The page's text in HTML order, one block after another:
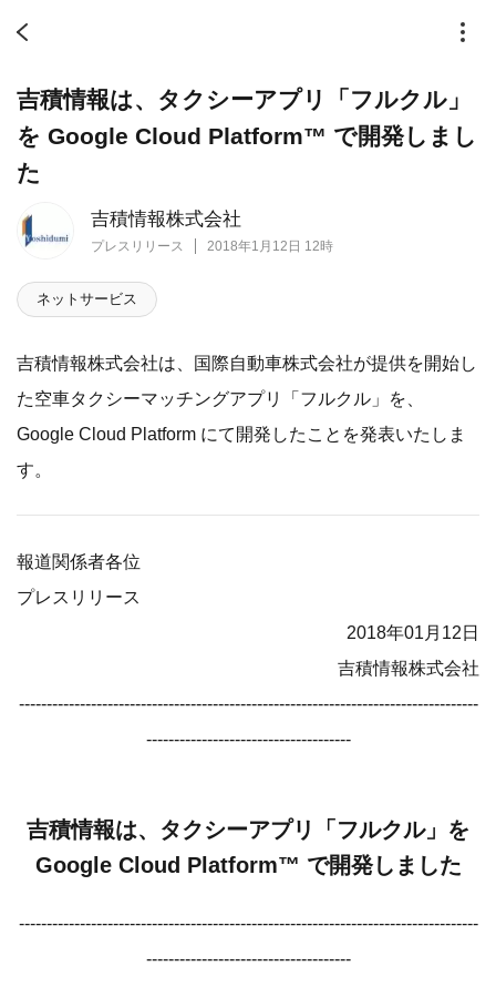
吉積情報株式会社
プレスリリース 2018年1月12日 12時
吉積情報は、タクシーアプリ「フルクル」
を Google Cloud Platform™ で開発しまし
た
ネットサービス
吉積情報株式会社は、国際自動車株式会社が提供を開始し
た空車タクシーマッチングアプリ「フルクル」を、
Google Cloud Platform にて開発したことを発表いたしま
す。
報道関係者各位
プレスリリース
2018年01月12日
吉積情報株式会社
-----------------------------------------------------------------------------------
-------------------------------------
吉積情報は、タクシーアプリ「フルクル」を
Google Cloud Platform™ で開発しました
-----------------------------------------------------------------------------------
-------------------------------------